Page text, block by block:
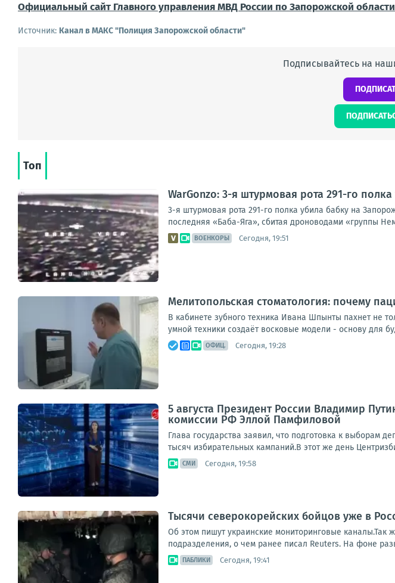
Официальный сайт Главного управления МВД России по Запорожской области
Источник: Канал в МАКС "Полиция Запорожской области"
Подписывайтесь на
Топ
WarGonzo: 3-я штурмовая рота 291-го
3-я штурмовая рота 291-го полка убила бабку на
последняя «Баба-Яга», сбитая дроноводами «группы
ВОЕНКОРЫ Сегодня, 19:51
Мелитопольская стоматология: почему
В кабинете зубного техника Ивана Шпынты пахнет не
умной техники создаёт восковые модели - основу для
ОФИЦ. Сегодня, 19:28
5 августа Президент России Владимир
комиссии РФ Эллой Памфиловой
Глава государства заявил, что подготовка к выборам
тысяч избирательных кампаний.В этот же день
СМИ Сегодня, 19:58
Тысячи северокорейских бойцов уже в
Об этом пишут украинские мониторинговые каналы.Так
подразделения, о чем ранее писал Reuters. На фоне
ПАБЛИКИ Сегодня, 19:41